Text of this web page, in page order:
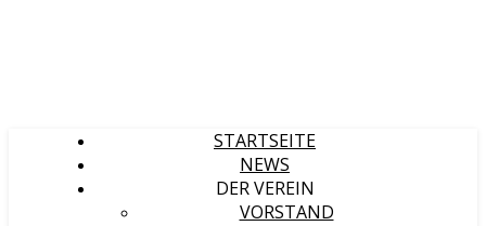
STARTSEITE
NEWS
DER VEREIN
VORSTAND